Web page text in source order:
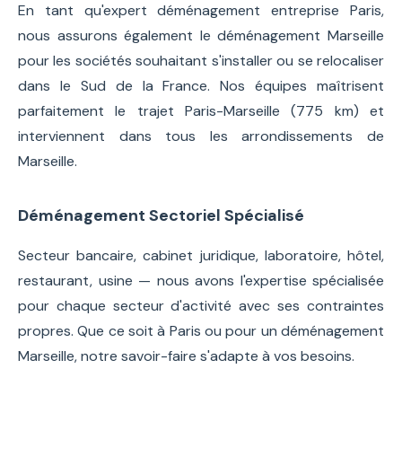
En tant qu'expert déménagement entreprise Paris,
nous assurons également le déménagement Marseille
pour les sociétés souhaitant s'installer ou se relocaliser
dans le Sud de la France. Nos équipes maîtrisent
parfaitement le trajet Paris-Marseille (775 km) et
interviennent dans tous les arrondissements de
Marseille.
Déménagement Sectoriel Spécialisé
Secteur bancaire, cabinet juridique, laboratoire, hôtel,
restaurant, usine — nous avons l'expertise spécialisée
pour chaque secteur d'activité avec ses contraintes
propres. Que ce soit à Paris ou pour un déménagement
Marseille, notre savoir-faire s'adapte à vos besoins.